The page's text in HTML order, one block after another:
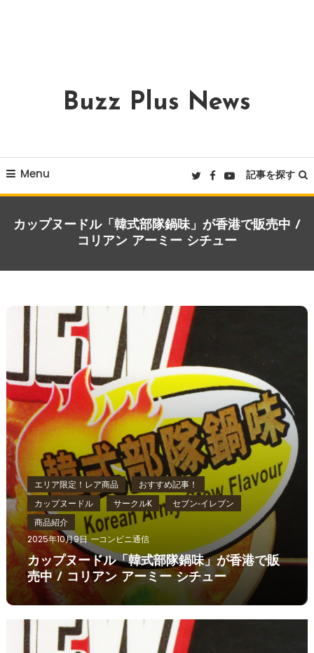
Buzz Plus News
Menu 記事を探す
カップヌードル「韓式部隊鍋味」が香港で販売中 /
コリアン アーミー シチュー
エリア限定！レア商品
おすすめ記事！
カップヌードル
サークルK
セブン‐イレブン
商品紹介
2025年10月9日
コンビニ通信
カップヌードル「韓式部隊鍋味」が香港で販
売中 / コリアン アーミー シチュー